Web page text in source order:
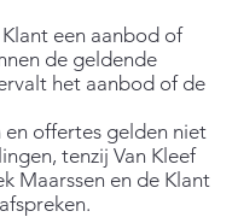
een aanbod of
de geldende
het aanbod of de
offertes gelden niet
tenzij Van Kleef
Maarssen en de Klant